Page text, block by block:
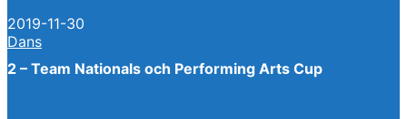
2019-11-30
Dans
2 – Team Nationals och Performing Arts Cup